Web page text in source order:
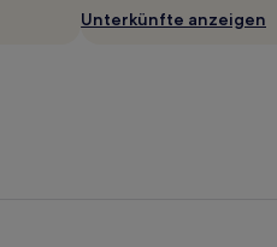
Unterkünfte anzeigen